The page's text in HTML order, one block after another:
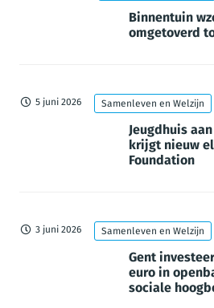
Binnentuin
omgetoverd
5 juni 2026 Samenleven en Welzijn
Jeugdhuis
krijgt nieuw
Foundation
3 juni 2026 Samenleven en Welzijn
Gent
euro in
sociale